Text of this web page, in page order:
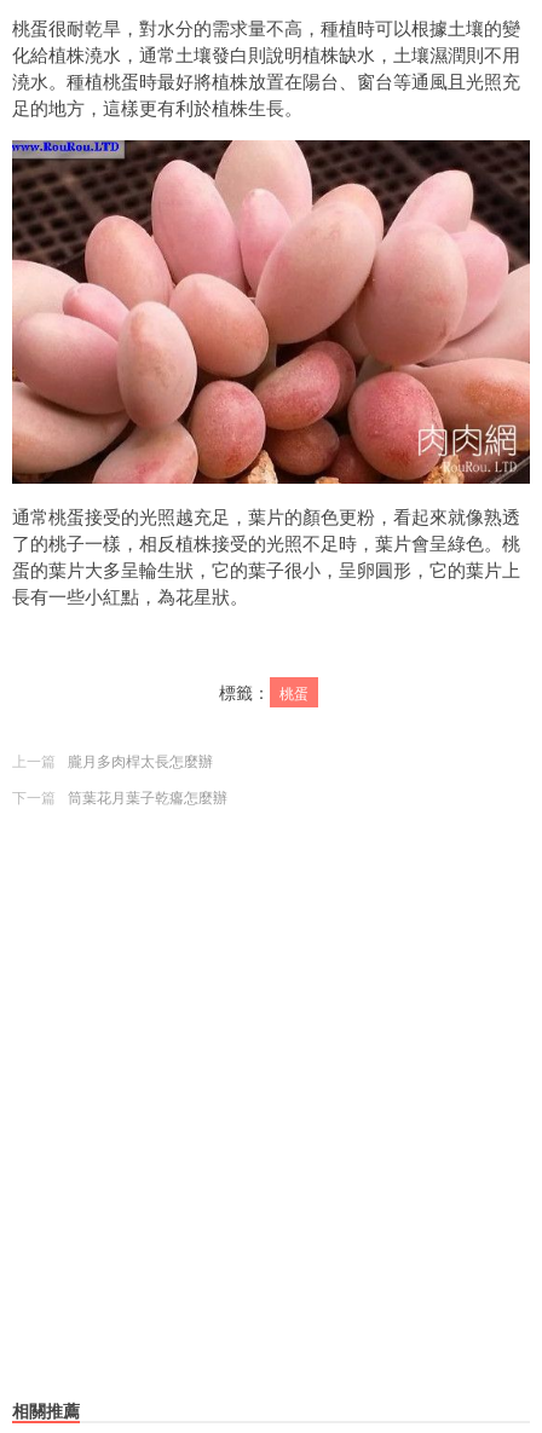
桃蛋很耐乾旱，對水分的需求量不高，種植時可以根據土壤的變
化給植株澆水，通常土壤發白則說明植株缺水，土壤濕潤則不用
澆水。種植桃蛋時最好將植株放置在陽台、窗台等通風且光照充
足的地方，這樣更有利於植株生長。
通常桃蛋接受的光照越充足，葉片的顏色更粉，看起來就像熟透
了的桃子一樣，相反植株接受的光照不足時，葉片會呈綠色。桃
蛋的葉片大多呈輪生狀，它的葉子很小，呈卵圓形，它的葉片上
長有一些小紅點，為花星狀。
標籤： 桃蛋
上一篇
朧月多肉桿太長怎麼辦
下一篇
筒葉花月葉子乾癟怎麼辦
相關推薦